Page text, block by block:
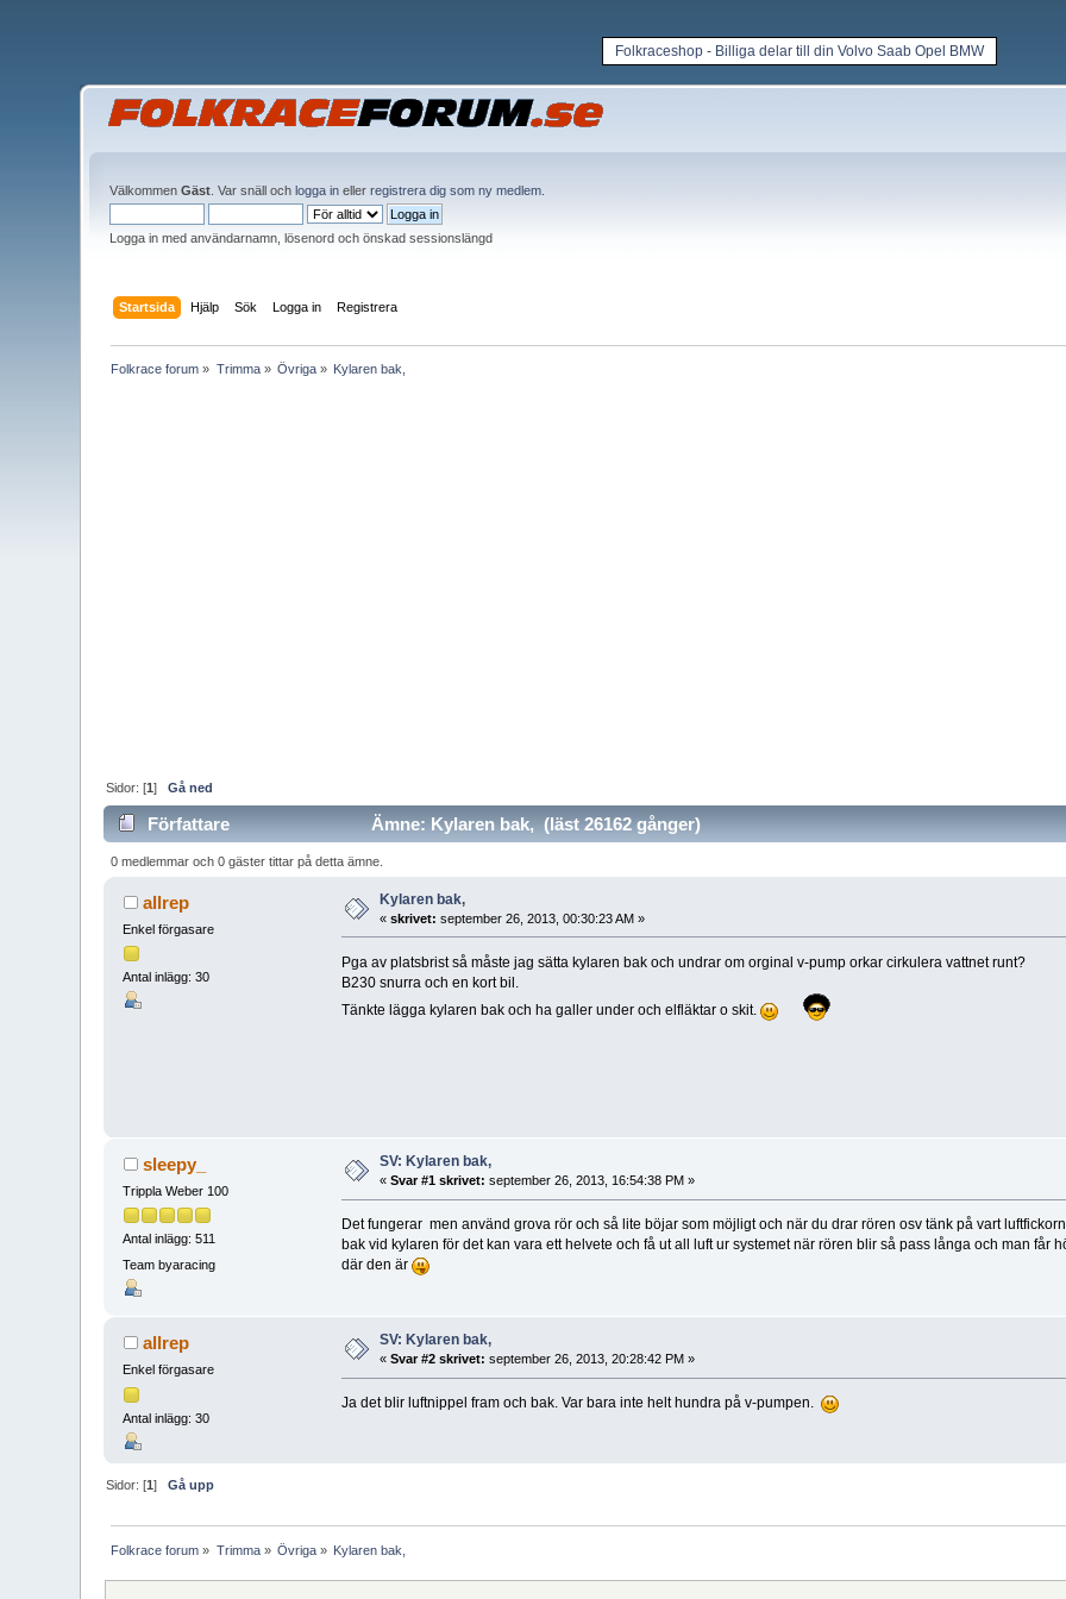
Folkraceshop - Billiga delar till din Volvo Saab Opel BMW
VälkommenGäst . Var snäll ochlogga in ellerregistrera dig som ny medlem
Logga in med användarnamn, lösenord och önskad sessionslängd
Startsida Hjälp Sök Logga in Registrera
Folkrace forum » Trimma» Övriga » Kylaren bak,
Sidor: [1]Gå ned
Författare Ämne: Kylaren bak, (läst 26162 gånger)
0 medlemmar och 0 gäster tittar på detta ämne.
allrep
Enkel förgasare
Antal inlägg: 30
Kylaren bak,
«skrivet: september 26, 2013, 00:30:23 AM »
Pga av platsbrist så måste jag sätta kylaren bak och undrar om orginal v-pump orkar cirkulera vattnet runt?
B230 snurra och en kort bil.
Tänkte lägga kylaren bak och ha galler under och elfläktar o skit.
sleepy_
Trippla Weber 100
Antal inlägg: 511
Team byaracing
SV: Kylaren bak,
«Svar #1 skrivet: september 26, 2013, 16:54:38 PM »
Det fungerar men använd grova rör och så lite böjar som möjligt och när du drar rören osv tänk på vart
bak vid kylaren för det kan vara ett helvete och få ut all luft ur systemet när rören blir så pass långa och man får
där den är
allrep
Enkel förgasare
Antal inlägg: 30
SV: Kylaren bak,
«Svar #2 skrivet: september 26, 2013, 20:28:42 PM »
Ja det blir luftnippel fram och bak. Var bara inte helt hundra på v-pumpen.
Sidor: [1]Gå upp
Folkrace forum » Trimma» Övriga » Kylaren bak,